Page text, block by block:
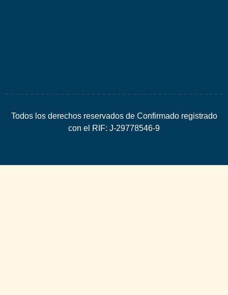
Todos los derechos reservados de Confirmado registrado
con el RIF: J-29778546-9